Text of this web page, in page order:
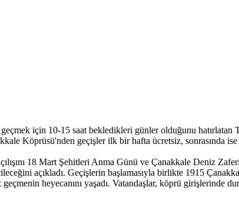
geçmek için 10-15 saat bekledikleri günler olduğunu
Köprüsü'nden geçişler ilk bir hafta ücretsiz, sonrasında
18 Mart Şehitleri Anma Günü ve Çanakkale Deniz
açıkladı. Geçişlerin başlamasıyla birlikte 1915
heyecanını yaşadı. Vatandaşlar, köprü girişlerinde